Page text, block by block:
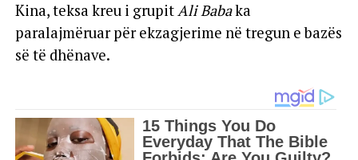
Kina, teksa kreu i grupitAli Babaka
paralajmëruar për ekzagjerime në tregun e bazës
së të dhënave.